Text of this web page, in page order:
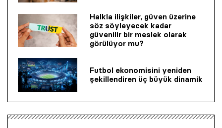
Halkla ilişkiler, güven üzerine
söz söyleyecek kadar
güvenilir bir mes­lek olarak
görülüyor mu?
Futbol ekonomisini yeniden
şekillendiren üç büyük dinamik